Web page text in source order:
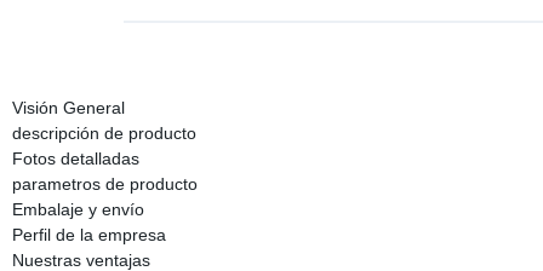
Visión General
descripción de producto
Fotos detalladas
parametros de producto
Embalaje y envío
Perfil de la empresa
Nuestras ventajas